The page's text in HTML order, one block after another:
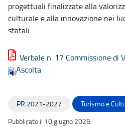
progettuali finalizzate alla
culturale e alla innovazione nei
statali.
Verbale n. 17 Commissione di
Ascolta
PR 2021-2027
Turismo e
Pubblicato il 10 giugno 2026